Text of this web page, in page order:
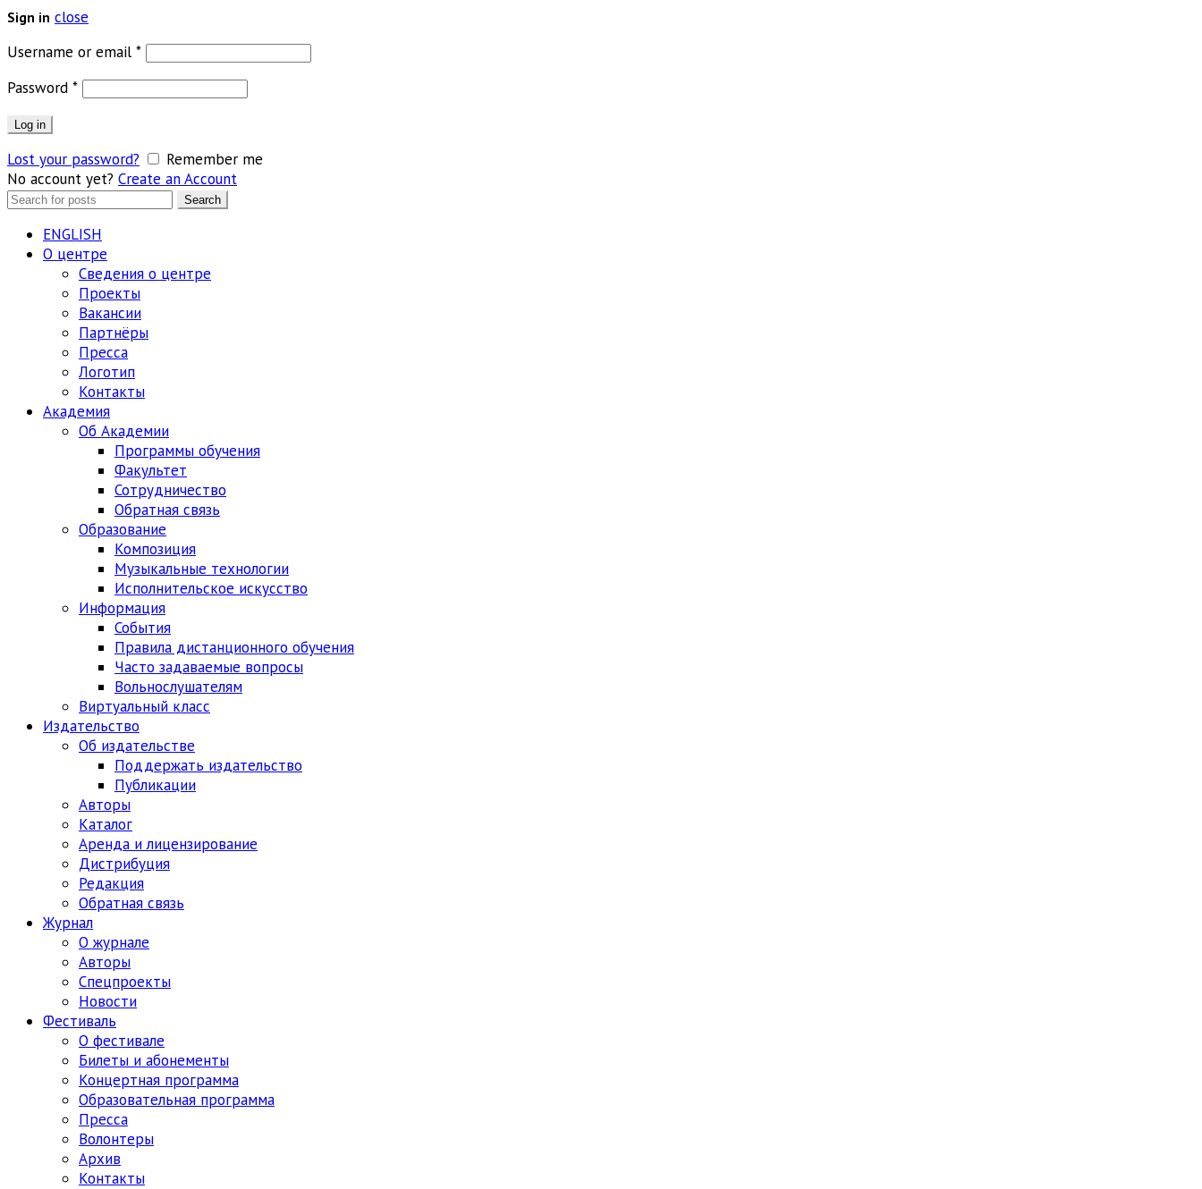
Sign in close
Username or email *Обязательно
Password *Обязательно
Log in
Lost your password?
Remember me
No account yet? Create an Account
Search
Search
ENGLISH
О центре
Сведения о центре
Проекты
Вакансии
Партнёры
Пресса
Логотип
Контакты
Академия
Об Академии
Программы обучения
Факультет
Сотрудничество
Обратная связь
Образование
Композиция
Музыкальные технологии
Исполнительское искусство
Информация
События
Правила дистанционного обучения
Часто задаваемые вопросы
Вольнослушателям
Виртуальный класс
Издательство
Об издательстве
Поддержать издательство
Публикации
Авторы
Каталог
Аренда и лицензирование
Дистрибуция
Редакция
Обратная связь
Журнал
О журнале
Авторы
Спецпроекты
Новости
Фестиваль
О фестивале
Билеты и абонементы
Концертная программа
Образовательная программа
Пресса
Волонтеры
Архив
Контакты